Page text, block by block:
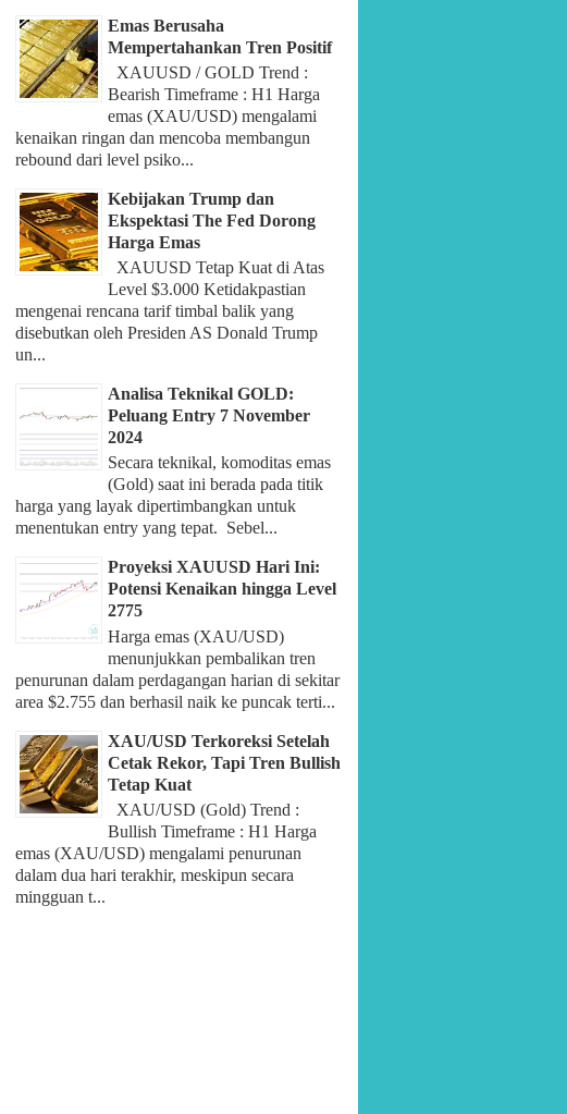
Emas Berusaha
Mempertahankan Tren Positif
XAUUSD / GOLD Trend :
Bearish Timeframe : H1 Harga
emas (XAU/USD) mengalami
kenaikan ringan dan mencoba membangun
rebound dari level psiko...
Kebijakan Trump dan
Ekspektasi The Fed Dorong
Harga Emas
XAUUSD Tetap Kuat di Atas
Level $3.000 Ketidakpastian
mengenai rencana tarif timbal balik yang
disebutkan oleh Presiden AS Donald Trump
un...
Analisa Teknikal GOLD:
Peluang Entry 7 November
2024
Secara teknikal, komoditas emas
(Gold) saat ini berada pada titik
harga yang layak dipertimbangkan untuk
menentukan entry yang tepat. Sebel...
Proyeksi XAUUSD Hari Ini:
Potensi Kenaikan hingga Level
2775
Harga emas (XAU/USD)
menunjukkan pembalikan tren
penurunan dalam perdagangan harian di sekitar
area $2.755 dan berhasil naik ke puncak terti...
XAU/USD Terkoreksi Setelah
Cetak Rekor, Tapi Tren Bullish
Tetap Kuat
XAU/USD (Gold) Trend :
Bullish Timeframe : H1 Harga
emas (XAU/USD) mengalami penurunan
dalam dua hari terakhir, meskipun secara
mingguan t...